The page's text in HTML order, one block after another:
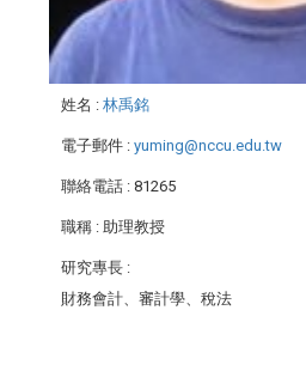
姓名 : 林禹銘
電子郵件 : yuming@nccu.edu.tw
聯絡電話 : 81265
職稱 : 助理教授
研究專長 :
財務會計、審計學、稅法